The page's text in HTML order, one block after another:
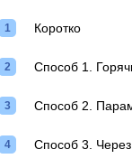
Коротко
Способ 1.
Способ 2.
Способ 3.